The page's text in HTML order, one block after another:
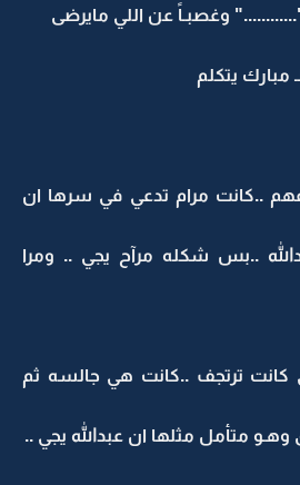
وغصبـاً عن اللي مايرضى
مبارك يتكلم
..كانت مرام تدعي في سرها ان
..بس شكله مرآح يجي .. ومرا
كانت ترتجف ..كانت هي جالسه ثم
متأمل مثلها ان عبدالله يجي ..